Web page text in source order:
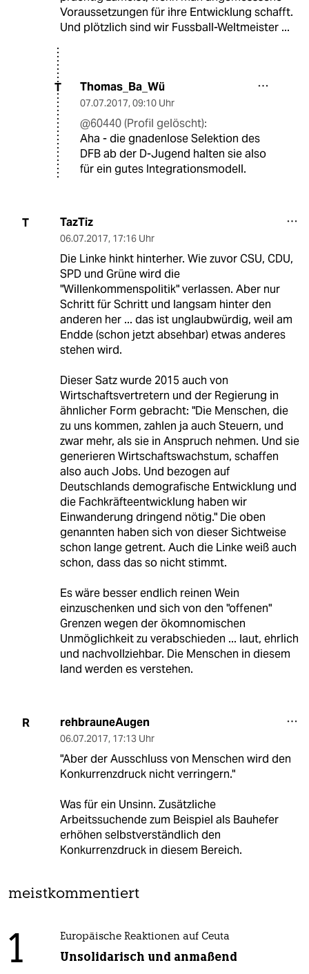
Voraussetzungen für ihre Entwicklung schafft.
Und plötzlich sind wir Fussball-Weltmeister ...
T Thomas_Ba_Wü
07.07.2017, 09:10 Uhr
@60440 (Profil gelöscht):
Aha - die gnadenlose Selektion des
DFB ab der D-Jugend halten sie also
für ein gutes Integrationsmodell.
T TazTiz
06.07.2017, 17:16 Uhr
Die Linke hinkt hinterher. Wie zuvor CSU, CDU,
SPD und Grüne wird die
"Willenkommenspolitik" verlassen. Aber nur
Schritt für Schritt und langsam hinter den
anderen her ... das ist unglaubwürdig, weil am
Endde (schon jetzt absehbar) etwas anderes
stehen wird.
Dieser Satz wurde 2015 auch von
Wirtschaftsvertretern und der Regierung in
ähnlicher Form gebracht: "Die Menschen, die
zu uns kommen, zahlen ja auch Steuern, und
zwar mehr, als sie in Anspruch nehmen. Und sie
generieren Wirtschaftswachstum, schaffen
also auch Jobs. Und bezogen auf
Deutschlands demografische Entwicklung und
die Fachkräfteentwicklung haben wir
Einwanderung dringend nötig." Die oben
genannten haben sich von dieser Sichtweise
schon lange getrent. Auch die Linke weiß auch
schon, dass das so nicht stimmt.
Es wäre besser endlich reinen Wein
einzuschenken und sich von den "offenen"
Grenzen wegen der ökomnomischen
Unmöglichkeit zu verabschieden ... laut, ehrlich
und nachvollziehbar. Die Menschen in diesem
land werden es verstehen.
R rehbrauneAugen
06.07.2017, 17:13 Uhr
"Aber der Ausschluss von Menschen wird den
Konkurrenzdruck nicht verringern."
Was für ein Unsinn. Zusätzliche
Arbeitssuchende zum Beispiel als Bauhefer
erhöhen selbstverständlich den
Konkurrenzdruck in diesem Bereich.
meistkommentiert
1 Europäische Reaktionen auf Ceuta
Unsolidarisch und anmaßend